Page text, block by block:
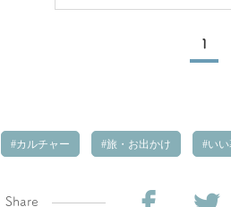
1
カルチャー 旅・お出かけ いい
Share